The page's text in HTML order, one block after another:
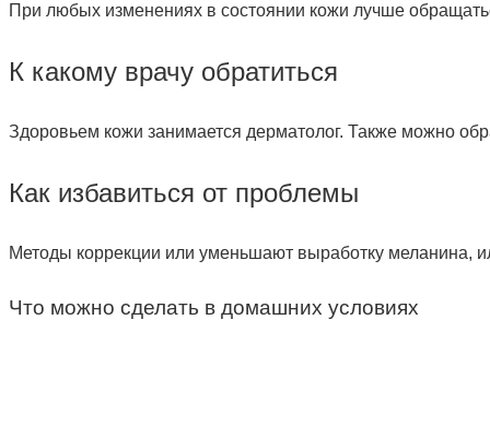
При любых изменениях в состоянии кожи лучше
К какому врачу обратиться
Здоровьем кожи занимается дерматолог. Также можно
Как избавиться от проблемы
Методы коррекции или уменьшают выработку меланина,
Что можно сделать в домашних условиях